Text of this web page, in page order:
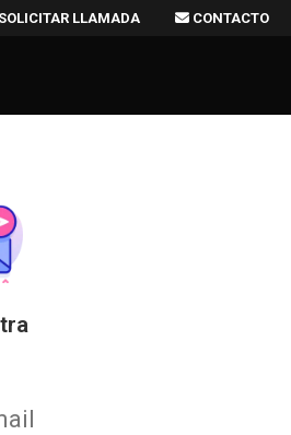
SOLICITAR LLAMADA CONTACTO